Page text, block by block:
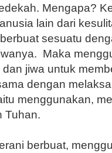
Mengapa?
lain dari
sesuatu
Maka
dan jiwa untuk
dengan
menggunakan,
Tuhan.
berbuat,